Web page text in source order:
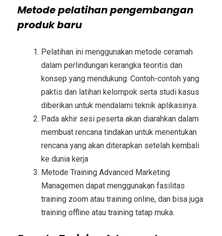
Metodepelatihan pengembangan
produk baru
Pelatihan ini menggunakan metode ceramah
dalam perlindungan kerangka teoritis dan
konsep yang mendukung. Contoh-contoh yang
paktis dan latihan kelompok serta studi kasus
diberikan untuk mendalami teknik aplikasinya.
Pada akhir sesi peserta akan diarahkan dalam
membuat rencana tindakan untuk menentukan
rencana yang akan diterapkan setelah kembali
ke dunia kerja
Metode Training Advanced Marketing
Managemen dapat menggunakan fasilitas
training zoom atau training online, dan bisa juga
training offline atau training tatap muka.